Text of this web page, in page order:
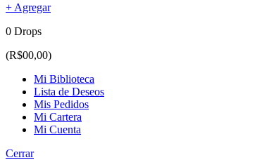
+ Agregar
0 Drops
(R$00,00)
Mi Biblioteca
Lista de Deseos
Mis Pedidos
Mi Cartera
Mi Cuenta
Cerrar